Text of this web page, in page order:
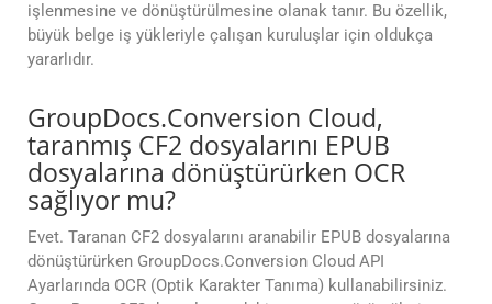
işlenmesine ve dönüştürülmesine olanak tanır. Bu özellik,
büyük belge iş yükleriyle çalışan kuruluşlar için oldukça
yararlıdır.
GroupDocs.Conversion Cloud,
taranmış CF2 dosyalarını EPUB
dosyalarına dönüştürürken OCR
sağlıyor mu?
Evet. Taranan CF2 dosyalarını aranabilir EPUB dosyalarına
dönüştürürken GroupDocs.Conversion Cloud API
Ayarlarında OCR (Optik Karakter Tanıma) kullanabilirsiniz.